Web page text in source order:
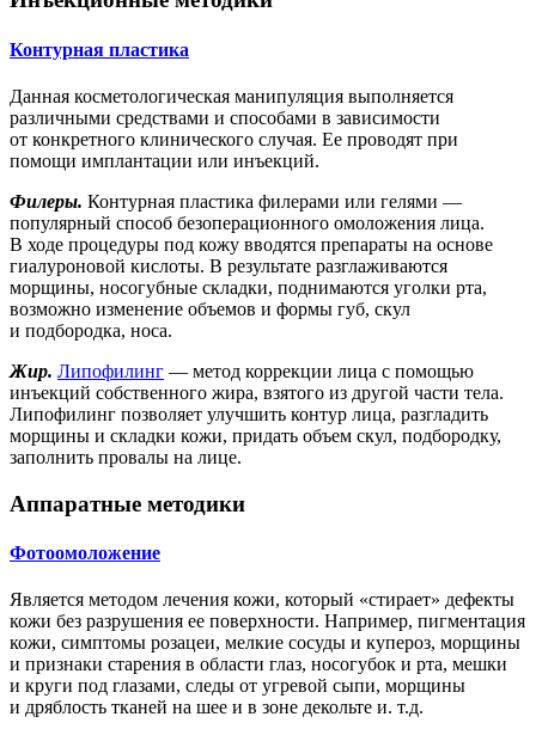
Контурная пластика
Данная косметологическая манипуляция выполняется
различными средствами и способами в зависимости
от конкретного клинического случая. Ее проводят при
помощи имплантации или инъекций.
Филеры. Контурная пластика филерами или гелями —
популярный способ безоперационного омоложения лица.
В ходе процедуры под кожу вводятся препараты на основе
гиалуроновой кислоты. В результате разглаживаются
морщины, носогубные складки, поднимаются уголки рта,
возможно изменение объемов и формы губ, скул
и подбородка, носа.
Жир. Липофилинг — метод коррекции лица с помощью
инъекций собственного жира, взятого из другой части тела.
Липофилинг позволяет улучшить контур лица, разгладить
морщины и складки кожи, придать объем скул, подбородку,
заполнить провалы на лице.
Аппаратные методики
Фотоомоложение
Является методом лечения кожи, который «стирает» дефекты
кожи без разрушения ее поверхности. Например, пигментация
кожи, симптомы розацеи, мелкие сосуды и купероз, морщины
и признаки старения в области глаз, носогубок и рта, мешки
и круги под глазами, следы от угревой сыпи, морщины
и дряблость тканей на шее и в зоне декольте и. т.д.